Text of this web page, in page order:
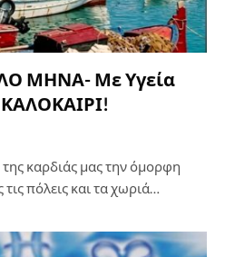
ΜΗΝΑ- Με Υγεία
καρδιάς μας την όμορφη
πόλεις και τα χωριά…